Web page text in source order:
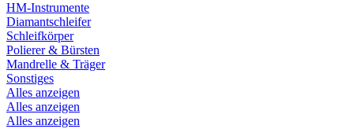
HM-Instrumente
Diamantschleifer
Schleifkörper
Polierer & Bürsten
Mandrelle & Träger
Sonstiges
Alles anzeigen
Alles anzeigen
Alles anzeigen